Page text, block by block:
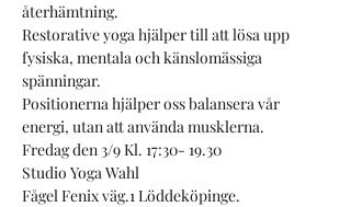
återhämtning.
Restorative yoga hjälper till att lösa upp
fysiska, mentala och känslomässiga
spänningar.
Positionerna hjälper oss balansera vår
energi, utan att använda musklerna.
Fredag den 3/9 Kl. 17:30- 19.30
Studio Yoga Wahl
Fågel Fenix väg.1 Löddeköpinge.